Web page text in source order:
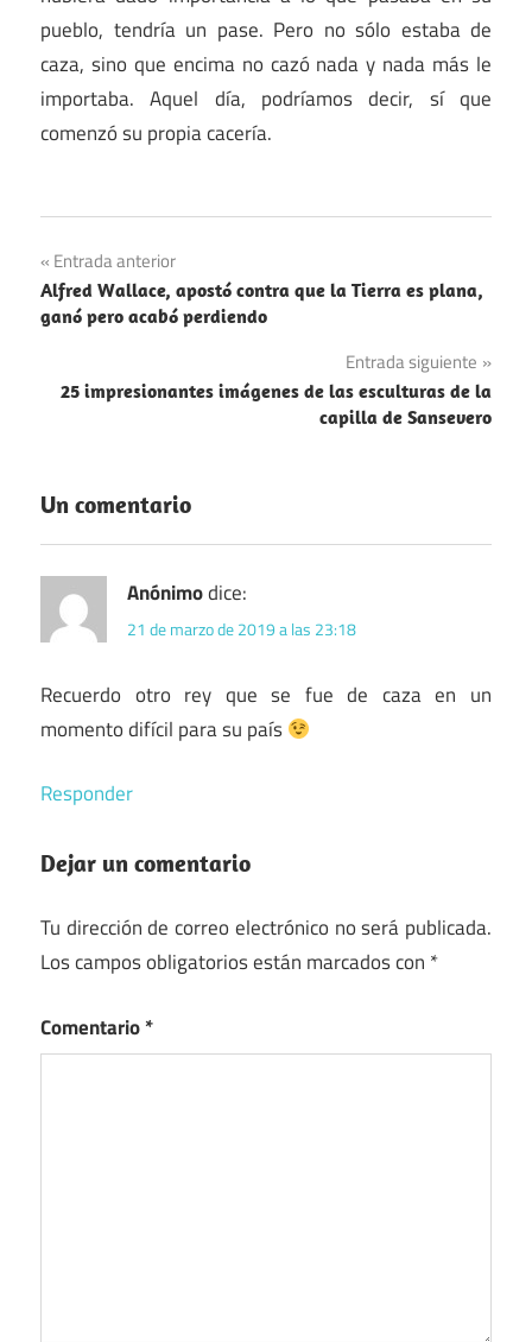
pueblo, tendría un pase. Pero no sólo estaba de
caza, sino que encima no cazó nada y nada más le
importaba. Aquel día, podríamos decir, sí que
comenzó su propia cacería.
Navegación
de
Entrada anterior
Alfred Wallace, apostó contra que la Tierra es plana,
ganó pero acabó perdiendo
Entrada siguiente
25 impresionantes imágenes de las esculturas de la
capilla de Sansevero
Un comentario
Anónimodice:
21 de marzo de 2019 a las 23:18
Recuerdo otro rey que se fue de caza en un
momento difícil para su país
Responder
Dejar un comentario
Tu dirección de correo electrónico no será publicada.
Los campos obligatorios están marcados con *
Comentario*